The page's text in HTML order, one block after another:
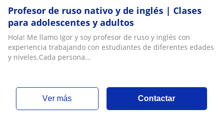
Profesor de ruso nativo y de inglés | Clases
para adolescentes y adultos
Hola! Me llamo Igor y soy profesor de ruso y inglés con
experiencia trabajando con estudiantes de diferentes edades
y niveles.Cada persona...
ver más Contactar